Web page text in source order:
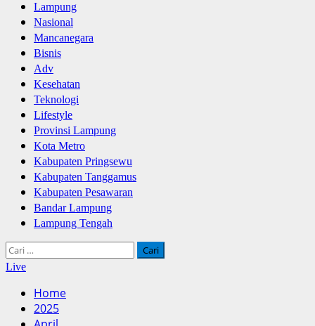
Lampung
Nasional
Mancanegara
Bisnis
Adv
Kesehatan
Teknologi
Lifestyle
Provinsi Lampung
Kota Metro
Kabupaten Pringsewu
Kabupaten Tanggamus
Kabupaten Pesawaran
Bandar Lampung
Lampung Tengah
Cari
untuk:
Live
Home
2025